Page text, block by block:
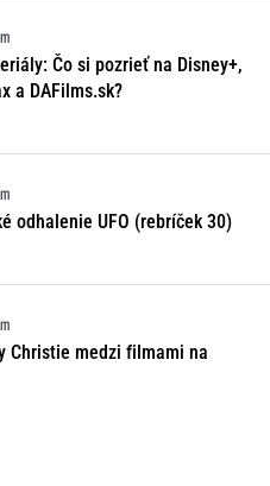
Čo si pozrieť na Disney+,
a DAFilms.sk?
odhalenie UFO (rebríček 30)
Christie medzi filmami na